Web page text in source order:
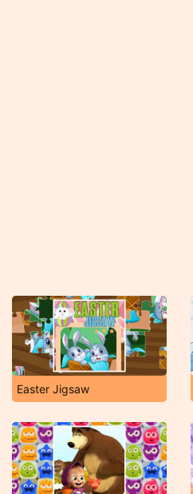
Easter Jigsaw